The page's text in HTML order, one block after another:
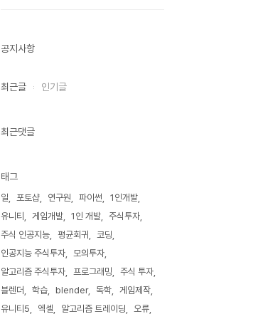
공지사항
최근글 인기글
최근댓글
태그
일 포토샵 연구원 파이썬
1인개발
유니티
게임개발 1인 개발
주식투자
주식 인공지능
평균회귀
코딩
인공지능 주식투자
모의투자
알고리즘 주식투자
프로그래밍
주식 투자
블렌더
학습 blender 독학
게임제작
유니티5
엑셀 알고리즘 트레이딩 오류